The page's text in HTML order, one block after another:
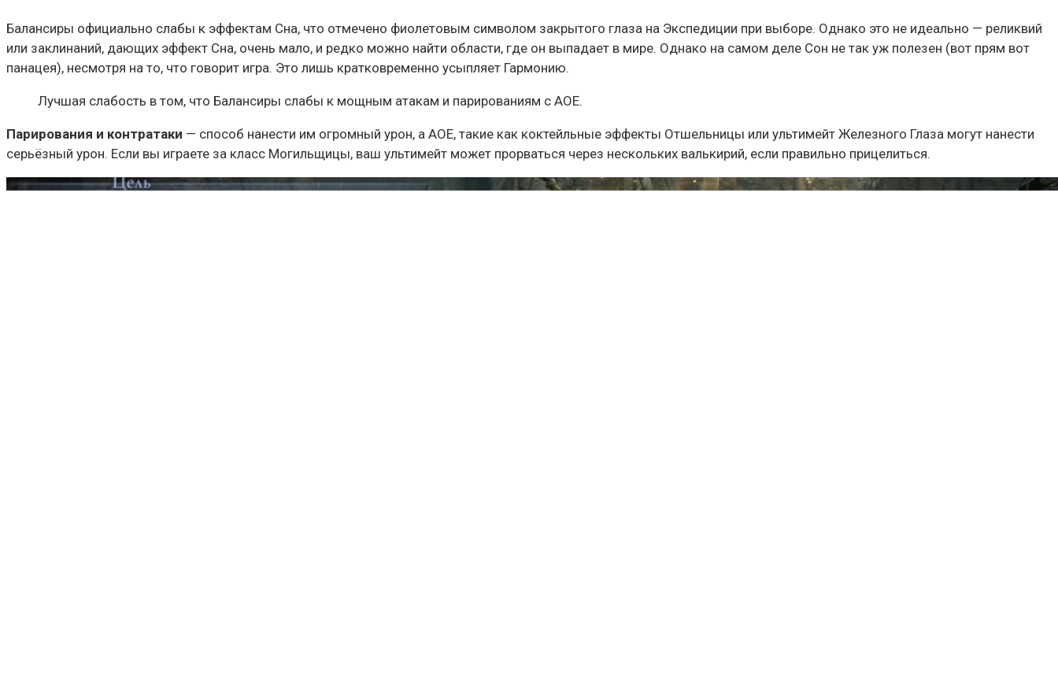
Балансиры официально слабы к эффектам Сна, что отмечено фиолетовым символом закрытого глаза на Экспедиции при выборе. Однако это не идеально — реликвий
или заклинаний, дающих эффект Сна, очень мало, и редко можно найти области, где он выпадает в мире. Однако на самом деле Сон не так уж полезен (вот прям вот
панацея), несмотря на то, что говорит игра. Это лишь кратковременно усыпляет Гармонию.
Лучшая слабость в том, что Балансиры слабы к мощным атакам и парированиям с АОЕ.
Парирования и контратаки — способ нанести им огромный урон, а АОЕ, такие как коктейльные эффекты Отшельницы или ультимейт Железного Глаза могут нанести
серьёзный урон. Если вы играете за класс Могильщицы, ваш ультимейт может прорваться через нескольких валькирий, если правильно прицелиться.